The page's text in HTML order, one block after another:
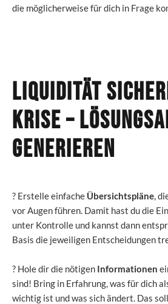
die möglicherweise für dich in Frage
Liquidität
Krise–
generieren
? Erstelle einfache Übersichtspläne ,
vor Augen führen. Damit hast du die
unter Kontrolle und kannst dann
Basis die jeweiligen Entscheidungen
? Hole dir die nötigen Informationen
sind! Bring in Erfahrung, was für dich
wichtig ist und was sich ändert. Das